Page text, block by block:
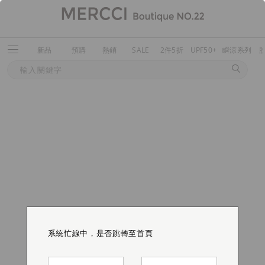
新品 預購 熱銷 SALE 2件5折 UPF50+ 瞬涼系列
系統忙線中，是否跳轉至首頁
系統忙線中，是否跳轉至首頁
系統忙線中，是否跳轉至首頁
系統忙線中，是否跳轉至首頁
系統忙線中，是否跳轉至首頁